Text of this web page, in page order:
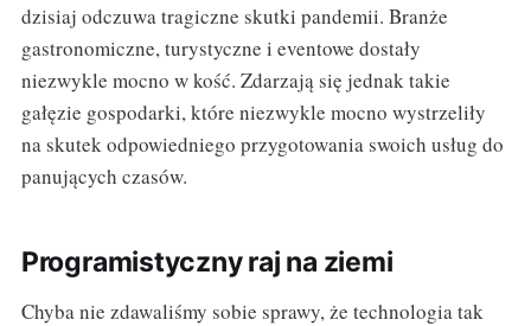
dzisiaj odczuwa tragiczne skutki pandemii. Branże
gastronomiczne, turystyczne i eventowe dostały
niezwykle mocno w kość. Zdarzają się jednak takie
gałęzie gospodarki, które niezwykle mocno wystrzeliły
na skutek odpowiedniego przygotowania swoich usług do
panujących czasów.
Programistyczny raj na ziemi
Chyba nie zdawaliśmy sobie sprawy, że technologia tak